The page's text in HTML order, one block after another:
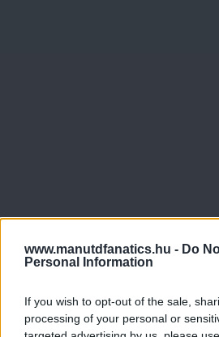
www.manutdfanatics.hu - Do
Personal Information
If you wish to opt-out of the sale,
processing of your personal or